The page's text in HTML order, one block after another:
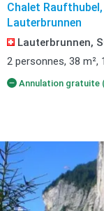
Chalet
Lauterbrunnen
Lauterbrunnen,
2 personnes, 38 m²,
Annulation gratuite